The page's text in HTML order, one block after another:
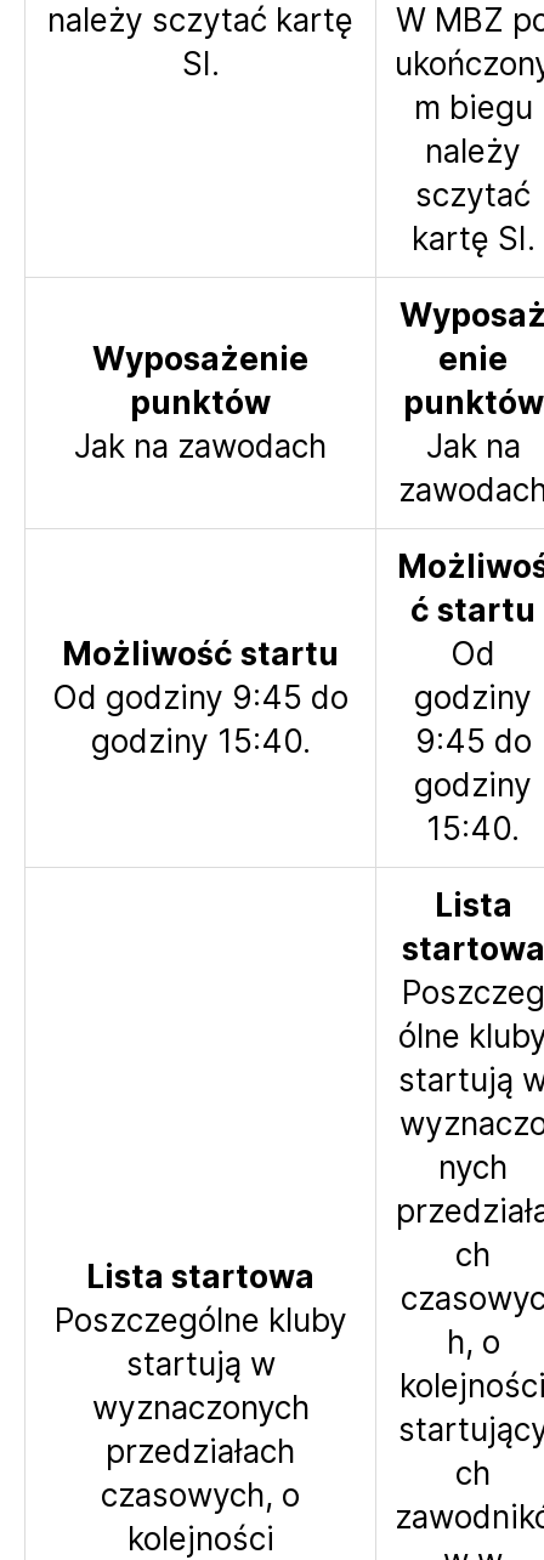
należy sczytać kartę
SI.
W MBZ
m biegu
należy
sczytać
kartę SI.
Wyposażenie
punktów
Jak na zawodach
enie
punktów
Jak na
Możliwość startu
Od godziny 9:45 do
godziny 15:40.
ć startu
Od
godziny
9:45 do
godziny
15:40.
Lista startowa
Poszczególne kluby
startują w
wyznaczonych
przedziałach
czasowych, o
kolejności
Lista
startowa
Poszczeg
ólne
startują
nych
ch
h, o
ch